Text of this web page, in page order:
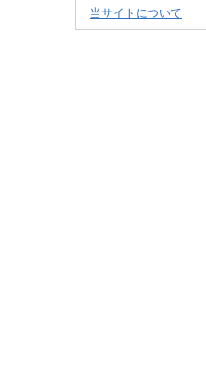
当サイトについて